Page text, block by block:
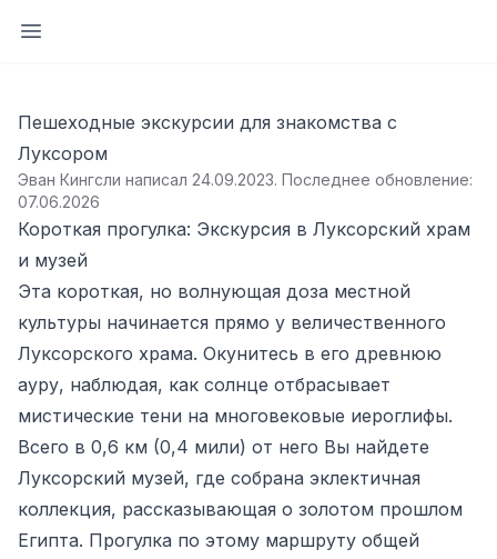
Открыть боковую панель
Пешеходные экскурсии для знакомства с
Луксором
Эван Кингсли написал 24.09.2023. Последнее обновление:
07.06.2026
Короткая прогулка: Экскурсия в Луксорский храм
и музей
Эта короткая, но волнующая доза местной
культуры начинается прямо у величественного
Луксорского храма. Окунитесь в его древнюю
ауру, наблюдая, как солнце отбрасывает
мистические тени на многовековые иероглифы.
Всего в 0,6 км (0,4 мили) от него Вы найдете
Луксорский музей, где собрана эклектичная
коллекция, рассказывающая о золотом прошлом
Египта. Прогулка по этому маршруту общей